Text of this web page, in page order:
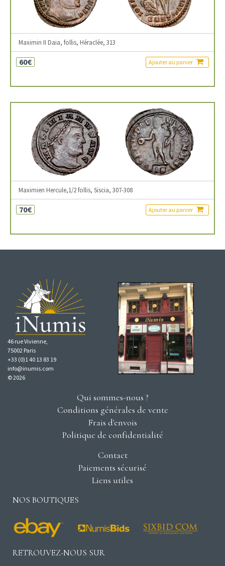
Maximin II Daia, follis, Héraclée, 313
60€ Ajouter au panier
Maximien Hercule,1/2 follis, Siscia, 307-308
70€ Ajouter au panier
46 rue Vivienne,
75002 Paris
+33 (0)1 40 13 83 19
info@inumis.com
© 2026
Qui sommes-nous ?
Conditions générales de vente
Frais d'envois
Politique de confidentialité
Contact
Paiements sécurisé
Liens utiles
NOS BOUTIQUES
RETROUVEZ-NOUS SUR